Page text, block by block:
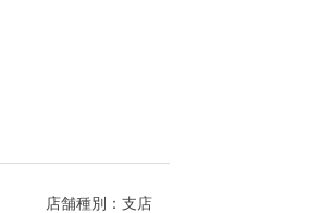
店舗種別：支店